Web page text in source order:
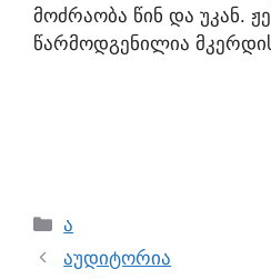
მოძრაობა წინ და უკან.
წარმოდგენილია
ა
აუდიტორია